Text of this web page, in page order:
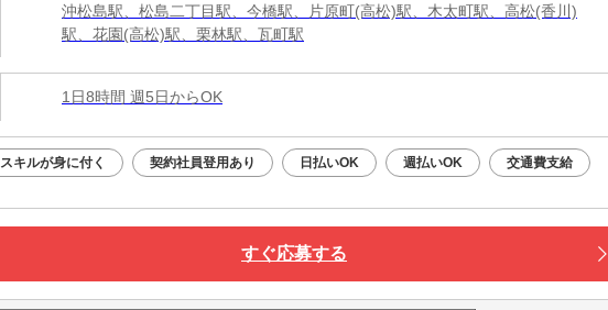
沖松島駅、松島二丁目駅、今橋駅、片原町(高松)駅、木太町駅、高松(香川)
駅、花園(高松)駅、栗林駅、瓦町駅
1日8時間 週5日からOK
スキルが身に付く 契約社員登用あり 日払いOK 週払いOK 交通費支給
すぐ応募する